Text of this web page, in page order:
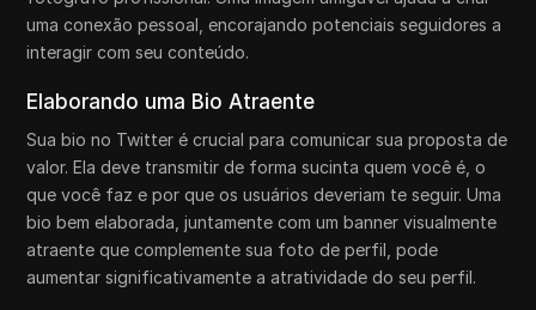
uma conexão pessoal, encorajando potenciais seguidores a
interagir com seu conteúdo.
Elaborando uma Bio Atraente
Sua bio no Twitter é crucial para comunicar sua proposta de
valor. Ela deve transmitir de forma sucinta quem você é, o
que você faz e por que os usuários deveriam te seguir. Uma
bio bem elaborada, juntamente com um banner visualmente
atraente que complemente sua foto de perfil, pode
aumentar significativamente a atratividade do seu perfil.